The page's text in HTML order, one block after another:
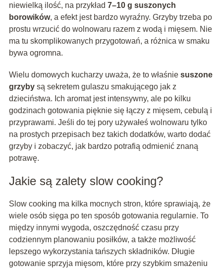
niewielką ilość, na przykład 7–10 g suszonych
borowików, a efekt jest bardzo wyraźny. Grzyby trzeba po
prostu wrzucić do wolnowaru razem z wodą i mięsem. Nie
ma tu skomplikowanych przygotowań, a różnica w smaku
bywa ogromna.
Wielu domowych kucharzy uważa, że to właśnie suszone
grzybysą sekretem gulaszu smakującego jak z
dzieciństwa. Ich aromat jest intensywny, ale po kilku
godzinach gotowania pięknie się łączy z mięsem, cebulą i
przyprawami. Jeśli do tej pory używałeś wolnowaru tylko
na prostych przepisach bez takich dodatków, warto dodać
grzyby i zobaczyć, jak bardzo potrafią odmienić znaną
potrawę.
Jakie są zalety slow cooking?
Slow cooking ma kilka mocnych stron, które sprawiają, że
wiele osób sięga po ten sposób gotowania regularnie. To
między innymi wygoda, oszczędność czasu przy
codziennym planowaniu posiłków, a także możliwość
lepszego wykorzystania tańszych składników. Długie
gotowanie sprzyja mięsom, które przy szybkim smażeniu